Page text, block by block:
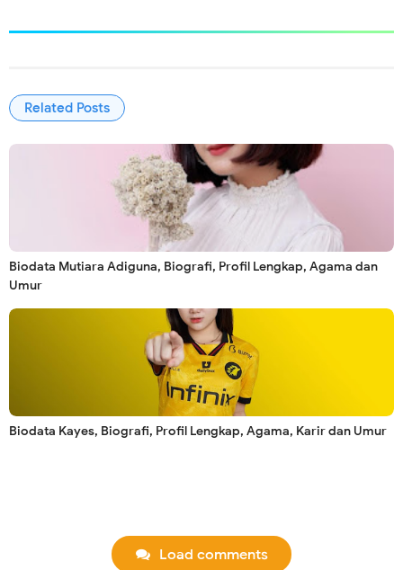
Related Posts
Biodata Mutiara Adiguna, Biografi, Profil Lengkap, Agama dan
Umur
Biodata Kayes, Biografi, Profil Lengkap, Agama, Karir dan Umur
Load comments